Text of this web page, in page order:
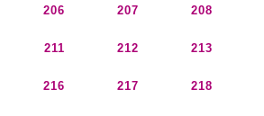
206 207 208
211 212 213
216 217 218